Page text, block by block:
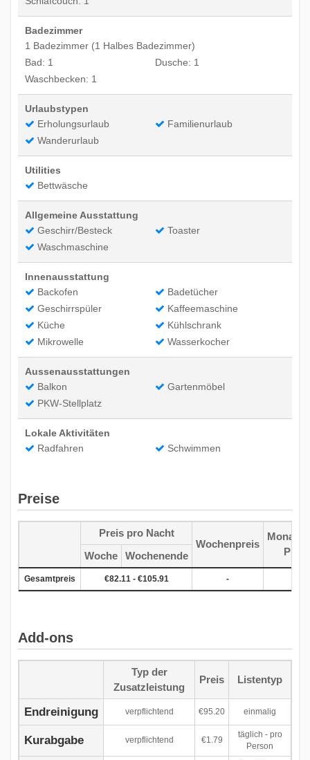
Badezimmer
1 Badezimmer (1 Halbes Badezimmer)
Bad: 1
Dusche: 1
Waschbecken: 1
Urlaubstypen
Erholungsurlaub
Familienurlaub
Wanderurlaub
Utilities
Bettwäsche
Allgemeine Ausstattung
Geschirr/Besteck
Toaster
Waschmaschine
Innenausstattung
Backofen
Badetücher
Geschirrspüler
Kaffeemaschine
Küche
Kühlschrank
Mikrowelle
Wasserkocher
Aussenausstattungen
Balkon
Gartenmöbel
PKW-Stellplatz
Lokale Aktivitäten
Radfahren
Schwimmen
Preise
Preis pro Nacht
Wochenpreis
Preis
Woche Wochenende
Gesamtpreis €82.11 - €105.91 -
Add-ons
Typ der
Zusatzleistung
Preis Listentyp
Endreinigung verpflichtend €95.20 einmalig
Kurabgabe verpflichtend €1.79
täglich - pro
Person